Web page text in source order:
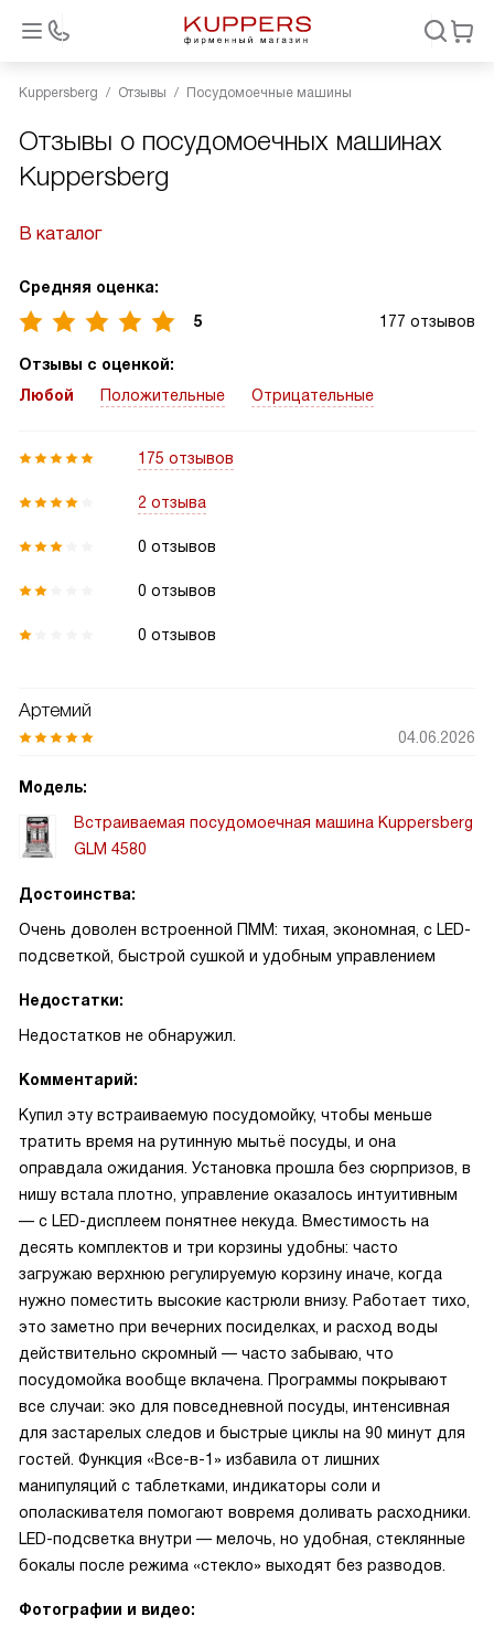
Kuppersberg Отзывы Посудомоечные машины
Отзывы о посудомоечных машинах
Kuppersberg
В каталог
Средняя оценка:
5
177 отзывов
Отзывы с оценкой:
Любой
Положительные Отрицательные
175 отзывов
2 отзыва
0 отзывов
0 отзывов
0 отзывов
Артемий
04.06.2026
Модель:
Встраиваемая посудомоечная машина Kuppersberg
GLM 4580
Достоинства:
Очень доволен встроенной ПММ: тихая, экономная, с LED-
подсветкой, быстрой сушкой и удобным управлением
Недостатки:
Недостатков не обнаружил.
Комментарий:
Купил эту встраиваемую посудомойку, чтобы меньше
тратить время на рутинную мытьё посуды, и она
оправдала ожидания. Установка прошла без сюрпризов, в
нишу встала плотно, управление оказалось интуитивным
— с LED-дисплеем понятнее некуда. Вместимость на
десять комплектов и три корзины удобны: часто
загружаю верхнюю регулируемую корзину иначе, когда
нужно поместить высокие кастрюли внизу. Работает тихо,
это заметно при вечерних посиделках, и расход воды
действительно скромный — часто забываю, что
посудомойка вообще вклaчена. Программы покрывают
все случаи: эко для повседневной посуды, интенсивная
для застарелых следов и быстрые циклы на 90 минут для
гостей. Функция «Все-в-1» избавила от лишних
манипуляций с таблетками, индикаторы соли и
ополаскивателя помогают вовремя доливать расходники.
LED-подсветка внутри — мелочь, но удобная, стеклянные
бокалы после режима «стекло» выходят без разводов.
Фотографии и видео: